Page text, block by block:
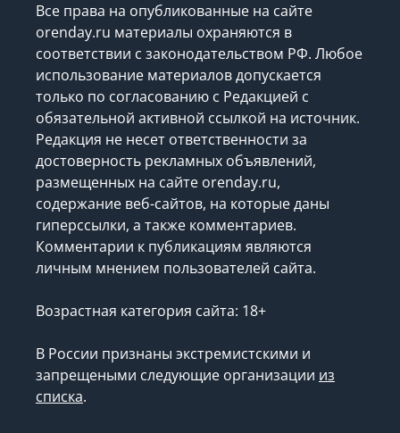
Все права на опубликованные на сайте
orenday.ru материалы охраняются в
соответствии с законодательством РФ. Любое
использование материалов допускается
только по согласованию с Редакцией с
обязательной активной ссылкой на источник.
Редакция не несет ответственности за
достоверность рекламных объявлений,
размещенных на сайте orenday.ru,
содержание веб-сайтов, на которые даны
гиперссылки, а также комментариев.
Комментарии к публикациям являются
личным мнением пользователей сайта.
Возрастная категория сайта: 18+
В России признаны экстремистскими и
запрещеными следующие организации из
списка.